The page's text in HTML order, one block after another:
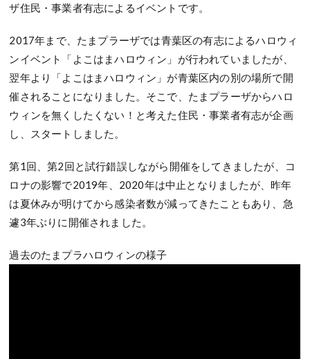
ザ住民・事業者有志によるイベントです。
2017年まで、たまプラーザでは青葉区の有志によるハロウィ
ンイベント「よこはまハロウィン」が行われていましたが、
翌年より「よこはまハロウィン」が青葉区内の別の場所で開
催されることになりました。そこで、たまプラーザからハロ
ウィンを無くしたくない！と考えた住民・事業者有志が企画
し、スタートしました。
第1回、第2回と試行錯誤しながら開催をしてきましたが、コ
ロナの影響で2019年、2020年は中止となりましたが、昨年
は夏休みが明けてから感染者数が減ってきたこともあり、急
遽3年ぶりに開催されました。
過去のたまプラハロウィンの様子